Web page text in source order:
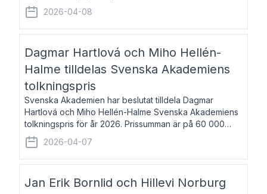
född 1978, är journalist och författare. Han lever
numera i Paris men var under många år bosat
2026-04-08
Dagmar Hartlová och Miho Hellén-
Halme tilldelas Svenska Akademiens
tolkningspris
Svenska Akademien har beslutat tilldela Dagmar
Hartlová och Miho Hellén-Halme Svenska Akademiens
tolkningspris för år 2026. Prissumman är på 60 000
kronor var. Dagmar Hartlová, född 1951, översätter
huvudsakligen från svenska till tjeckiska
2026-04-07
Jan Erik Bornlid och Hillevi Norburg